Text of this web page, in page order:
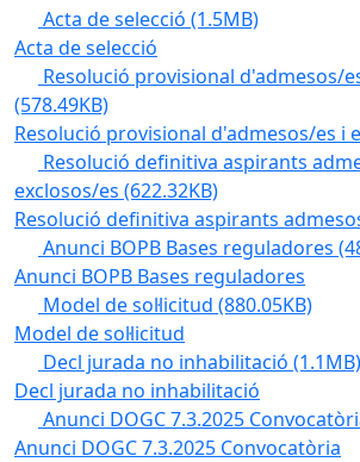
Acta de selecció (1.5MB)
Acta de selecció
Resolució provisional d'admesos/
(578.49KB)
Resolució provisional d'admesos/es i
Resolució definitiva aspirants
exclosos/es (622.32KB)
Resolució definitiva aspirants
Anunci BOPB Bases reguladores
Anunci BOPB Bases reguladores
Model de sol·licitud (880.05KB)
Model de sol·licitud
Decl jurada no inhabilitació (1.1MB)
Decl jurada no inhabilitació
Anunci DOGC 7.3.2025
Anunci DOGC 7.3.2025 Convocatòria